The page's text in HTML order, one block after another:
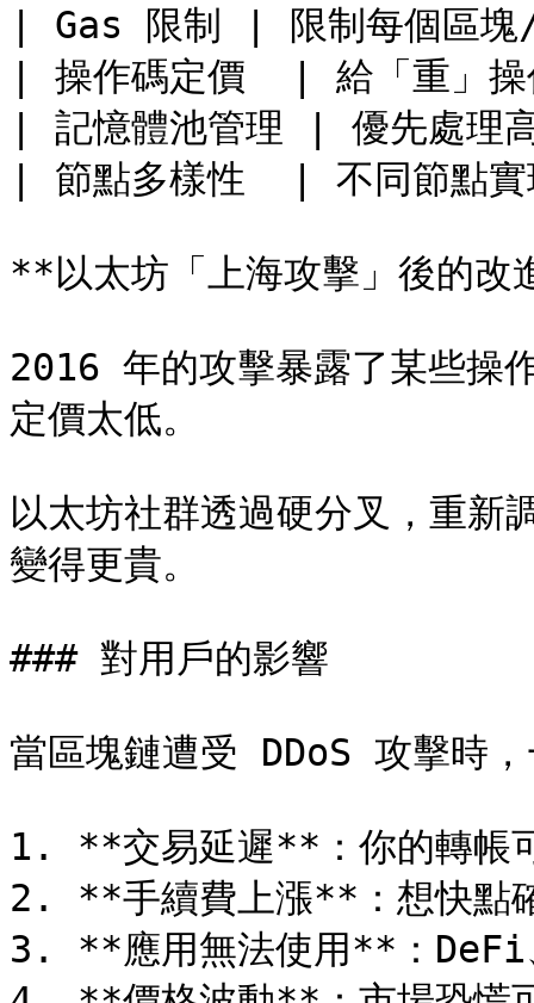
| Gas 限制 | 限制每個區
| 操作碼定價  | 給「重」
| 記憶體池管理 | 優先處
| 節點多樣性  | 不同節點實
**以太坊「上海攻擊」後的改
2016 年的攻擊暴露了某些操
定價太低。
以太坊社群透過硬分叉，重新
變得更貴。
### 對用戶的影響
當區塊鏈遭受 DDoS 攻擊時
1. **交易延遲**：你的轉帳
2. **手續費上漲**：想快點
3. **應用無法使用**：DeFi